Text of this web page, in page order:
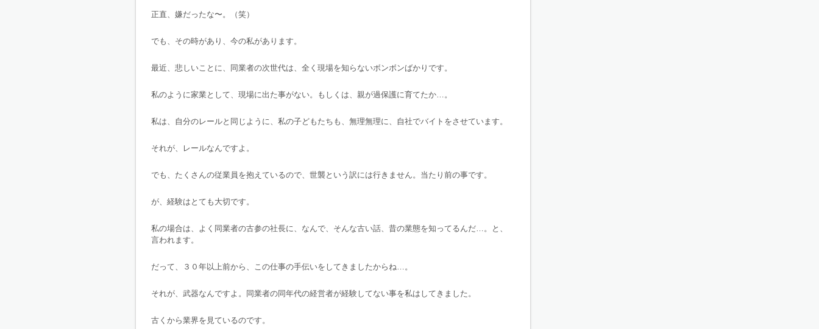
正直、嫌だったな〜。（笑）
でも、その時があり、今の私があります。
最近、悲しいことに、同業者の次世代は、全く現場を知らないボンボンばかりです。
私のように家業として、現場に出た事がない。もしくは、親が過保護に育てたか…。
私は、自分のレールと同じように、私の子どもたちも、無理無理に、自社でバイトをさせています。
それが、レールなんですよ。
でも、たくさんの従業員を抱えているので、世襲という訳には行きません。当たり前の事です。
が、経験はとても大切です。
私の場合は、よく同業者の古参の社長に、なんで、そんな古い話、昔の業態を知ってるんだ…。と、
言われます。
だって、３０年以上前から、この仕事の手伝いをしてきましたからね…。
それが、武器なんですよ。同業者の同年代の経営者が経験してない事を私はしてきました。
古くから業界を見ているのです。